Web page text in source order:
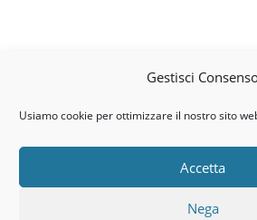
Gestisci
Usiamo cookie per ottimizzare il nostro sito
Accetta
Nega
Via dell’artigianato, 14